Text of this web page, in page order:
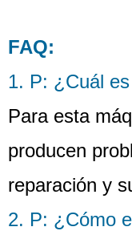
FAQ:
1. P: ¿Cuál
Para esta
producen
reparación y
2. P: ¿Cómo